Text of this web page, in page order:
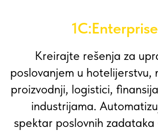
1C:Enterprise
Kreirajte rešenja za
poslovanjem u hotelijerstvu,
proizvodnji, logistici,
industrijama.
spektar poslovnih zadataka